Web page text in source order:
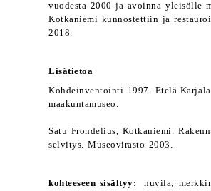
vuodesta 2000 ja avoinna yleisölle
Kotkaniemi kunnostettiin ja
2018.
Lisätietoa
Kohdeinventointi 1997. Etelä-
maakuntamuseo.
Satu Frondelius, Kotkaniemi.
selvitys. Museovirasto 2003.
kohteeseen sisältyy: huvila;